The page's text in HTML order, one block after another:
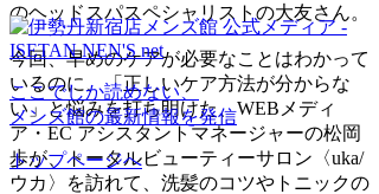
のヘッドスパスペシャリストの大友さん。
今回、早めのケアが必要なことはわかって
いるのに、「正しいケア方法が分からな
い」と悩みを打ち明けた、WEBメディ
ア・EC アシスタントマネージャーの松岡
歩が、トータルビューティーサロン〈uka/
ウカ〉を訪れて、洗髪のコツやトニックの
ここでしか読めない、
メンズ館の最新情報を発信
トップページへ